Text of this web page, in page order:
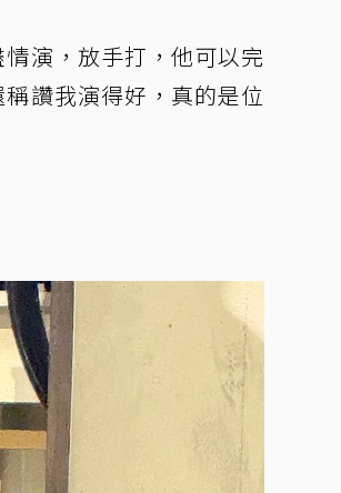
演，放手打，他可以完
讚我演得好，真的是位